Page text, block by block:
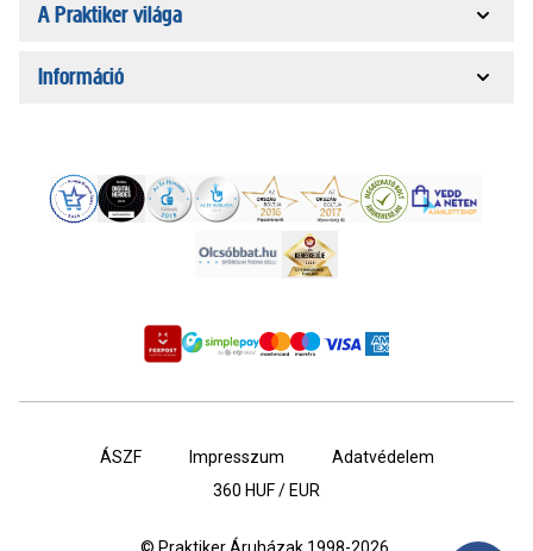
A Praktiker világa
Információ
ÁSZF Impresszum
Adatvédelem
360 HUF / EUR